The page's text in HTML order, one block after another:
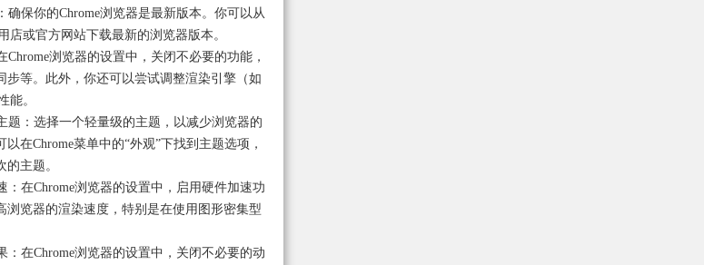
确保你的Chrome浏览器是最新版本。你可以从
店或官方网站下载最新的浏览器版本。
Chrome浏览器的设置中，关闭不必要的功能，
步等。此外，你还可以尝试调整渲染引擎（如
能。
题：选择一个轻量级的主题，以减少浏览器的
以在Chrome菜单中的“外观”下找到主题选项，
主题。
：在Chrome浏览器的设置中，启用硬件加速功
浏览器的渲染速度，特别是在使用图形密集型
：在Chrome浏览器的设置中，关闭不必要的动